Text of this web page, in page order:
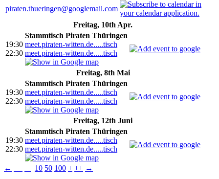
piraten.thueringen@googlemail.com
Freitag, 10th Apr.
19:30
22:30
Stammtisch Piraten Thüringen
meet.piraten-witten.de.....tisch
meet.piraten-witten.de.....tisch
Freitag, 8th Mai
19:30
22:30
Stammtisch Piraten Thüringen
meet.piraten-witten.de.....tisch
meet.piraten-witten.de.....tisch
Freitag, 12th Juni
19:30
22:30
Stammtisch Piraten Thüringen
meet.piraten-witten.de.....tisch
meet.piraten-witten.de.....tisch
← −− − 10 50 100 + ++ →